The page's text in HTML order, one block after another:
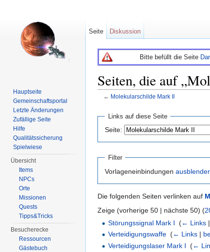
Bitte befüllt die Seite
Seiten, die auf
← Molekularschilde Mark II
Links auf diese Seite
Seite:
Filter
Vorlageneinbindungen
Die folgenden Seiten verlinken auf
Zeige (vorherige 50 | nächste 50) (
Störungssignal Mark I
(← Links |
Verteidigungswaffe (← Links |
Verteidigungslaser Mark I
(←
Seite Diskussion
Hauptseite
Gemeinschaftsportal
Letzte Änderungen
Zufällige Seite
Hilfe
Qualitätssicherung
Spielwiese
Übersicht
Items
NPCs
Orte
Missionen
Quests
Tipps&Tricks
Besucherecke
Ressourcen
Gästebuch